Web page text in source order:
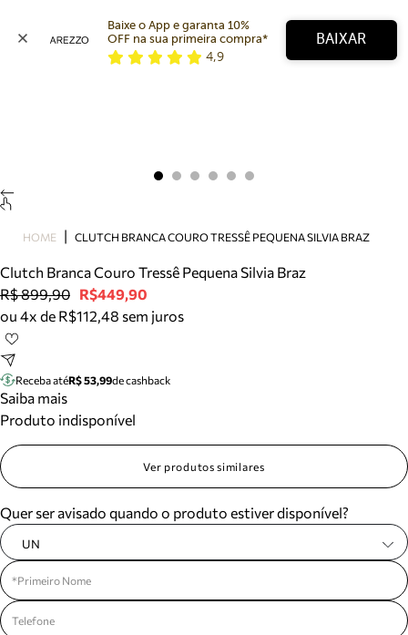
Bolsa
Tamanco
Tênis
Mule
Tire dúvidas sobre pedidos, devoluções e mais.
Meus pedidos
Acompanhe seus pedidos e solicite devoluções.
Baixe o App e garanta 10%
OFF na sua primeira compra*
4,9
BAIXAR
HOME CLUTCH BRANCA COURO TRESSÊ PEQUENA SILVIA BRAZ
Clutch Branca Couro Tressê Pequena Silvia Braz
R$ 899,90 R$449,90
ou 4x de R$112,48 sem juros
Receba atéR$ 53,99de cashback
Saiba mais
Produto indisponível
Ver produtos similares
Quer ser avisado quando o produto estiver disponível?
UN